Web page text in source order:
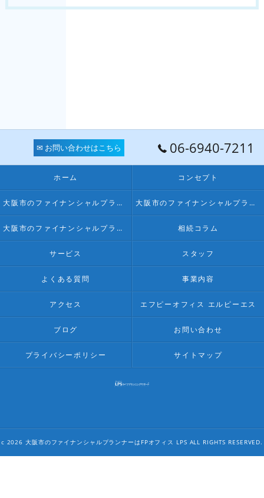
✉ お問い合わせはこちら 06-6940-7211
ホーム コンセプト
大阪市のファイナンシャルプランナー･FPオフィス LPSの口コミ情報 大阪市のファイナンシャルプランナー･FPオフィス LPSの評判
大阪市のファイナンシャルプランナー･FPオフィス LPSのお客様の声 相続コラム
サービス スタッフ
よくある質問 事業内容
アクセス エフピーオフィス エルピーエス
ブログ お問い合わせ
プライバシーポリシー サイトマップ
c 2026 大阪市のファイナンシャルプランナーはFPオフィス LPS ALL RIGHTS RESERVED.